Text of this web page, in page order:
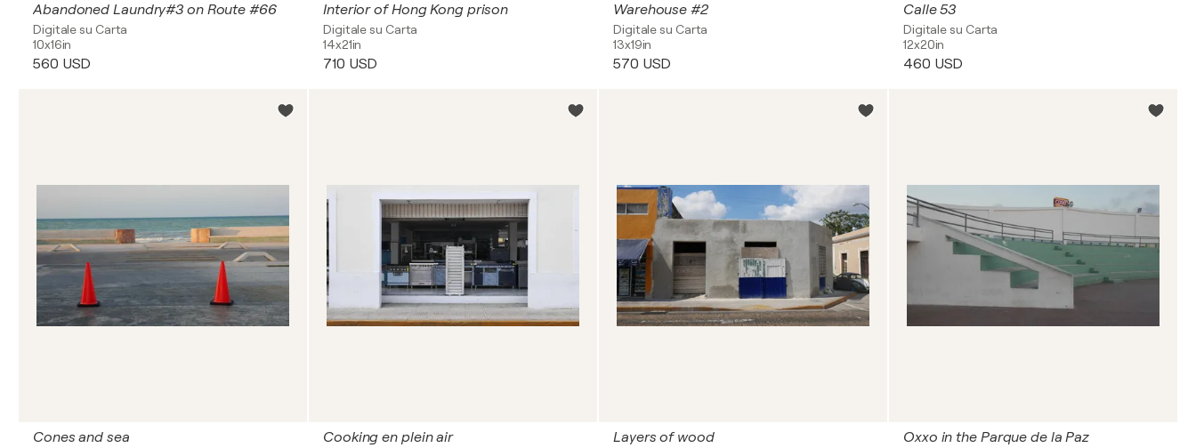
Abandoned Laundry#3 on Route #66
Digitale su Carta
10x16in
560 USD
Interior of Hong Kong prison
Digitale su Carta
14x21in
710 USD
Warehouse #2
Digitale su Carta
13x19in
570 USD
Calle 53
Digitale su Carta
12x20in
460 USD
Cones and sea Cooking en plein air Layers of wood Oxxo in the Parque de la Paz